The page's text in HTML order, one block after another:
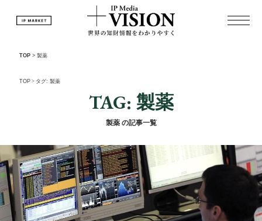
TOP > 製薬
TOP > タグ: 製薬
TAG: 製薬
製薬 の記事一覧